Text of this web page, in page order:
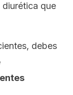
que
debes